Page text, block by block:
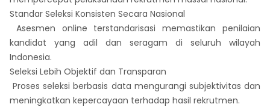
Standar Seleksi Konsisten Secara Nasional
Asesmen online terstandarisasi memastikan penilaian
kandidat yang adil dan seragam di seluruh wilayah
Indonesia.
Seleksi Lebih Objektif dan Transparan
Proses seleksi berbasis data mengurangi subjektivitas dan
meningkatkan kepercayaan terhadap hasil rekrutmen.